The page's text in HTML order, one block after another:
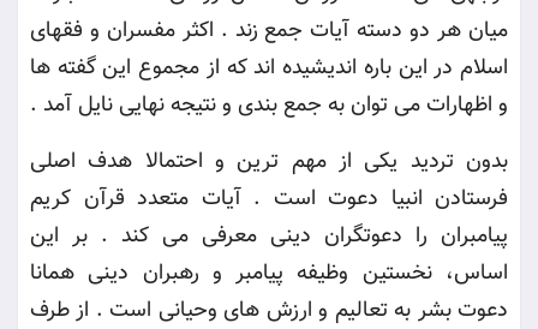
میان هر دو دسته آیات جمع زند . اکثر مفسران و فقهای
اسلام در این باره اندیشیده اند که از مجموع این گفته ها
و اظهارات می توان به جمع بندی و نتیجه نهایی نایل آمد .
بدون تردید یکی از مهم ترین و احتمالا هدف اصلی
فرستادن انبیا دعوت است . آیات متعدد قرآن کریم
پیامبران را دعوتگران دینی معرفی می کند . بر این
اساس، نخستین وظیفه پیامبر و رهبران دینی همانا
دعوت بشر به تعالیم و ارزش های وحیانی است . از طرف